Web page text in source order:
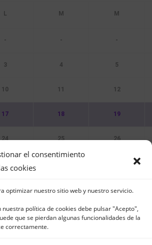
el consentimiento
cookies
optimizar nuestro sitio web y nuestro servicio.
nuestra política de cookies debe pulsar "Acepto",
que se pierdan algunas funcionalidades de la
correctamente.
- - -
3 4 5
10 11 12
17 18 19
24 25 26